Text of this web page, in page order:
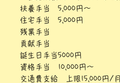
扶養手当 5,000円～
住宅手当 5,000円
残業手当
貢献手当
誕生日手当5000円
資格手当 10,000円～
交通費支給 上限15,000円/月